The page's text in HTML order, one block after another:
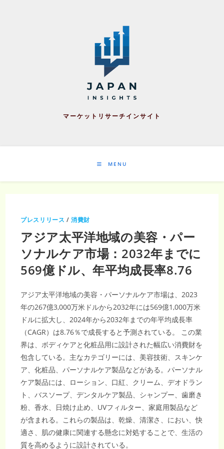
マーケットリサーチインサイト
MENU
プレスリリース /消費財
アジア太平洋地域の美容・パー
ソナルケア市場：2032年までに
569億ドル、年平均成長率8.76
アジア太平洋地域の美容・パーソナルケア市場は、2023
年の267億3,000万米ドルから2032年には569億1,000万米
ドルに拡大し、2024年から2032年までの年平均成長率
（CAGR）は8.76％で成長すると予測されている。 この業
界は、ボディケアと化粧品用に設計された幅広い消費財を
包含している。主なカテゴリーには、美容技術、スキンケ
ア、化粧品、パーソナルケア製品などがある。パーソナル
ケア製品には、ローション、口紅、クリーム、デオドラン
ト、バスソープ、デンタルケア製品、シャンプー、歯磨き
粉、香水、日焼け止め、UVフィルター、家庭用製品など
が含まれる。これらの製品は、乾燥、清潔さ、におい、快
適さ、肌の健康に関連する懸念に対処することで、生活の
質を高めるように設計されている。